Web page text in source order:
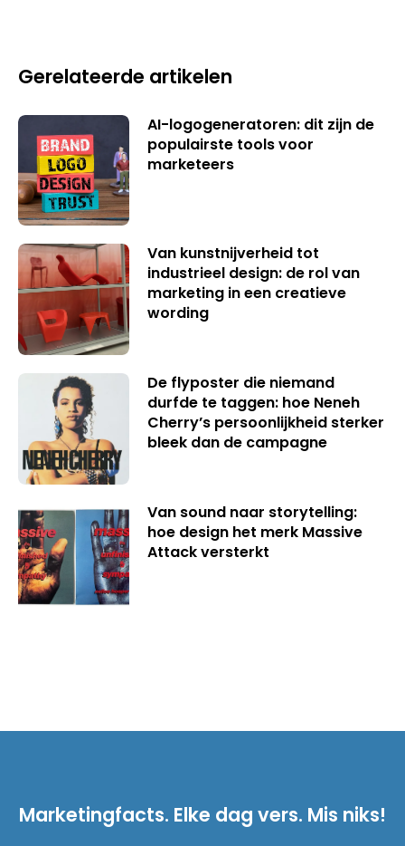
Gerelateerde artikelen
AI-logogeneratoren: dit zijn de
populairste tools voor
marketeers
Van kunstnijverheid tot
industrieel design: de rol van
marketing in een creatieve
wording
De flyposter die niemand
durfde te taggen: hoe Neneh
Cherry’s persoonlijkheid sterker
bleek dan de campagne
Van sound naar storytelling:
hoe design het merk Massive
Attack versterkt
Marketingfacts. Elke dag vers. Mis niks!